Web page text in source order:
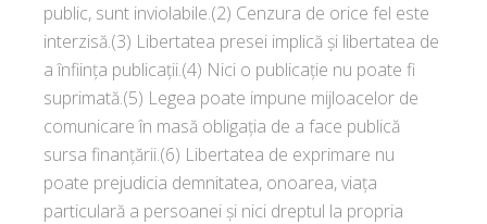
public, sunt inviolabile.(2) Cenzura de orice fel este
interzisă.(3) Libertatea presei implică şi libertatea de
a înfiinţa publicaţii.(4) Nici o publicaţie nu poate fi
suprimată.(5) Legea poate impune mijloacelor de
comunicare în masă obligaţia de a face publică
sursa finanţării.(6) Libertatea de exprimare nu
poate prejudicia demnitatea, onoarea, viaţa
particulară a persoanei şi nici dreptul la propria